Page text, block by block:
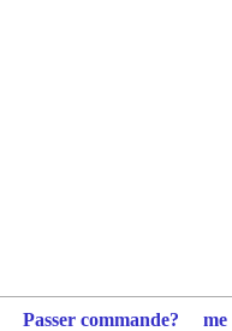
Passer commande?